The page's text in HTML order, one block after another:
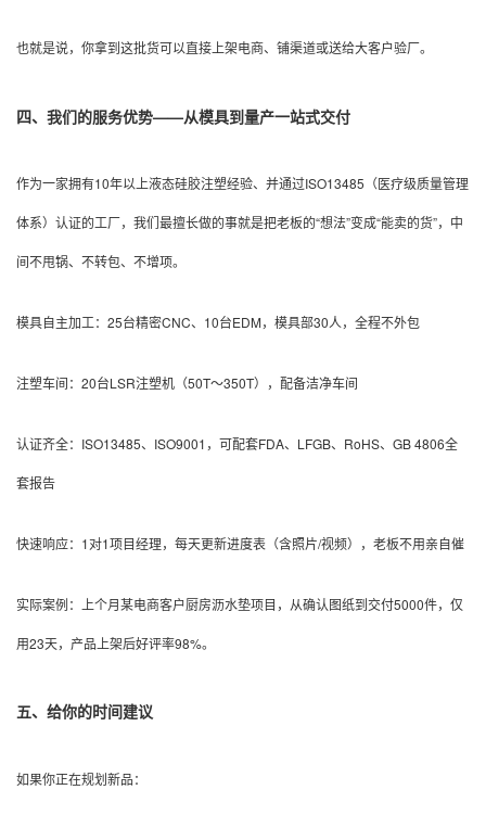
也就是说，你拿到这批货可以直接上架电商、铺渠道或送给大客户验厂。
四、我们的服务优势——从模具到量产一站式交付
作为一家拥有10年以上液态硅胶注塑经验、并通过ISO13485（医疗级质量管理
体系）认证的工厂，我们最擅长做的事就是把老板的“想法”变成“能卖的货”，中
间不甩锅、不转包、不增项。
模具自主加工：25台精密CNC、10台EDM，模具部30人，全程不外包
注塑车间：20台LSR注塑机（50T～350T），配备洁净车间
认证齐全：ISO13485、ISO9001，可配套FDA、LFGB、RoHS、GB 4806全
套报告
快速响应：1对1项目经理，每天更新进度表（含照片/视频），老板不用亲自催
实际案例：上个月某电商客户厨房沥水垫项目，从确认图纸到交付5000件，仅
用23天，产品上架后好评率98%。
五、给你的时间建议
如果你正在规划新品：